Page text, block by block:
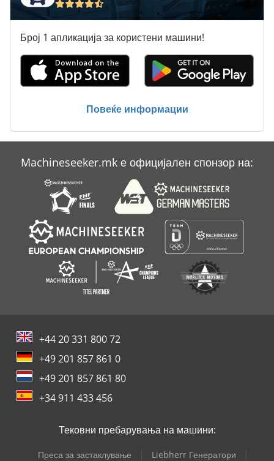
Lissmac Fs 13 B
Omc
Panhans Bsb 500
Scm T 130
Stama Mc 540
Vollmer Unimat S
Број 1 апликација за користени машини!
Повеќе информации
Machineseeker.mk е официјален спонзор на:
+44 20 331 800 72
+49 201 857 861 0
+49 201 857 861 80
+34 911 433 456
Тековни пребарувања на машини:
Преса за застаклување
Liebherr Генератори